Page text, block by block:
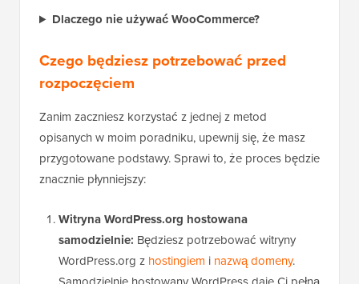
Dlaczego nie używać WooCommerce?
Czego będziesz potrzebować przed
rozpoczęciem
Zanim zaczniesz korzystać z jednej z metod
opisanych w moim poradniku, upewnij się, że masz
przygotowane podstawy. Sprawi to, że proces będzie
znacznie płynniejszy:
Witryna WordPress.org hostowana
samodzielnie: Będziesz potrzebować witryny
WordPress.org z hostingiem i nazwą domeny.